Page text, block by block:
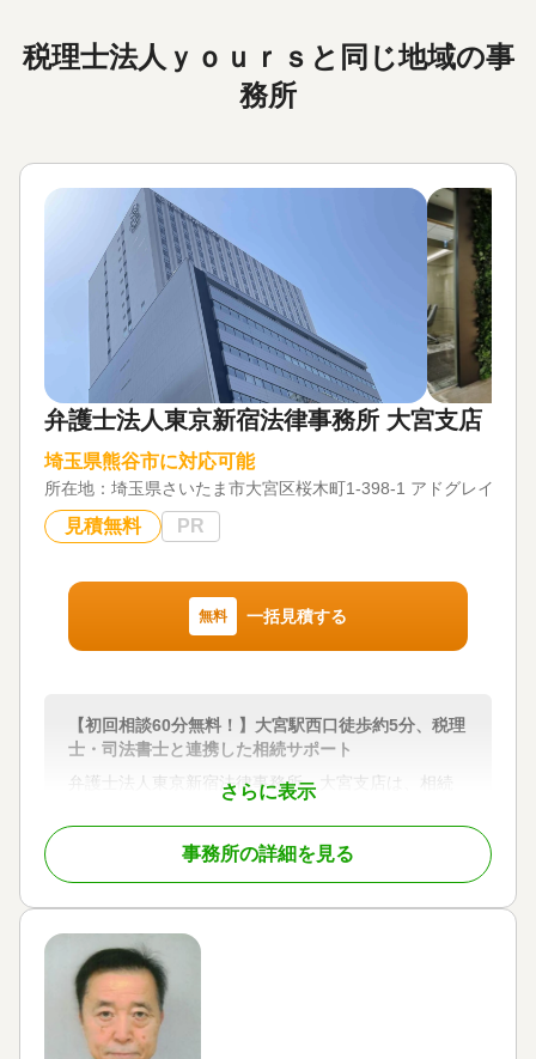
税理士法人ｙｏｕｒｓと同じ地域の事
務所
弁護士法人東京新宿法律事務所 大宮支店
埼玉県熊谷市に対応可能
所在地： 埼玉県さいたま市大宮区桜木町1-398-1 アドグレイス大
見積無料 PR
無料 一括見積する
さらに表示
【初回相談60分無料！】大宮駅西口徒歩約5分、税理
士・司法書士と連携した相続サポート
弁護士法人東京新宿法律事務所 大宮支店は、相続
問題が得意な法律事務所です。グループ内の税理士
法人、提携司法書士と密に連携し、お客様の相続に
関するお悩みに対応しています。
①初回相談60分無料｜相続人調査から遺留分まで実
弁護士がお客さまのお話を伺い、法的なアドバイス
や費用についてご説明いたします。相続に関するご
相談は、初回60分に限り無料です。
相続人調査では、戸籍謄本の収集による法定相続人
事務所の詳細を見る